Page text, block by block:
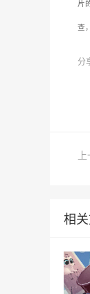
片
查
分
相